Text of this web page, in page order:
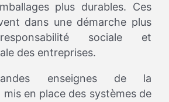
plus durables. Ces
dans une démarche plus
sociale et
des entreprises.
enseignes de la
en place des systèmes de